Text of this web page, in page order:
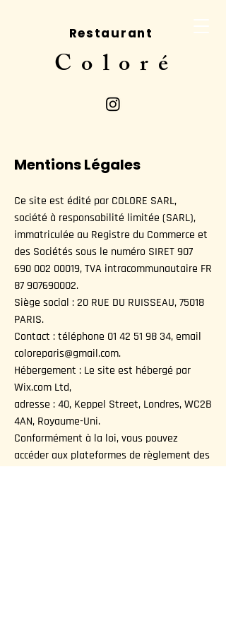
Restaurant
Coloré
Mentions Légales
Ce site est édité par COLORE SARL,
société à responsabilité limitée (SARL),
immatriculée au Registre du Commerce et
des Sociétés sous le numéro SIRET907
690 002 00019, TVA intracommunautaire FR
87 907690002.
Siège social : 20 RUE DU RUISSEAU, 75018
PARIS.
Contact : téléphone 01 42 51 98 34, email
coloreparis@gmail.com.
Hébergement : Le site est hébergé par
Wix.com Ltd,
adresse : 40, Keppel Street, Londres, WC2B
4AN, Royaume-Uni.
Conformément à la loi, vous pouvez
accéder aux plateformes de règlement des